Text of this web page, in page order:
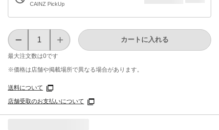
CAINZ PickUp
最大注文数は0です
カートに入れる
※価格は​店舗や​掲載場所で​異なる​場合が​あります。
送料について
店舗受取のお支払いについて